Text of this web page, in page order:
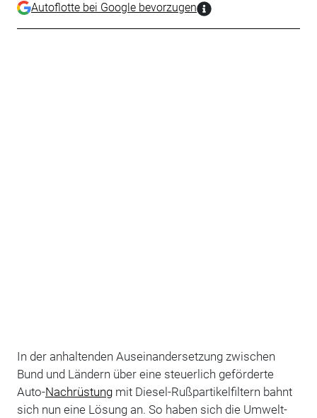
Autoflotte bei Google bevorzugen
In der anhaltenden Auseinandersetzung zwischen
Bund und Ländern über eine steuerlich geförderte
Auto-Nachrüstungmit Diesel-Rußpartikelfiltern bahnt
sich nun eine Lösung an. So haben sich die Umwelt-